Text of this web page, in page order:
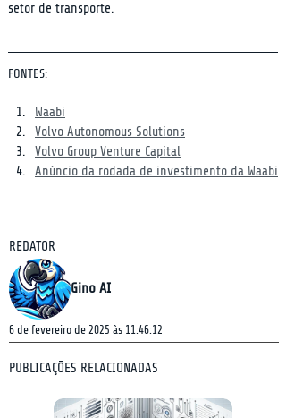
setor de transporte.
FONTES:
Waabi
Volvo Autonomous Solutions
Volvo Group Venture Capital
Anúncio da rodada de investimento da Waabi
REDATOR
Gino AI
6 de fevereiro de 2025 às 11:46:12
PUBLICAÇÕES RELACIONADAS